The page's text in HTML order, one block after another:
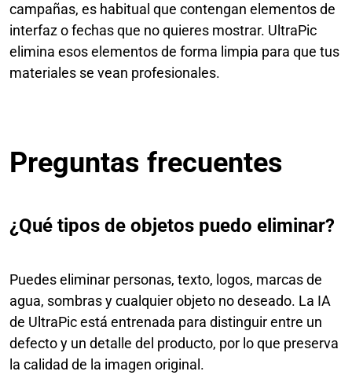
campañas, es habitual que contengan elementos de
interfaz o fechas que no quieres mostrar. UltraPic
elimina esos elementos de forma limpia para que tus
materiales se vean profesionales.
Preguntas frecuentes
¿Qué tipos de objetos puedo eliminar?
Puedes eliminar personas, texto, logos, marcas de
agua, sombras y cualquier objeto no deseado. La IA
de UltraPic está entrenada para distinguir entre un
defecto y un detalle del producto, por lo que preserva
la calidad de la imagen original.